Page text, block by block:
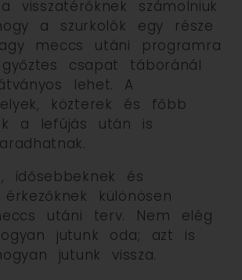
visszatérőknek számolniuk
a szurkolók egy része
meccs utáni programra
csapat táboránál
lehet. A
közterek és főbb
a lefújás után is
idősebbeknek és
különösen
utáni terv. Nem elég
jutunk oda; azt is
jutunk vissza.